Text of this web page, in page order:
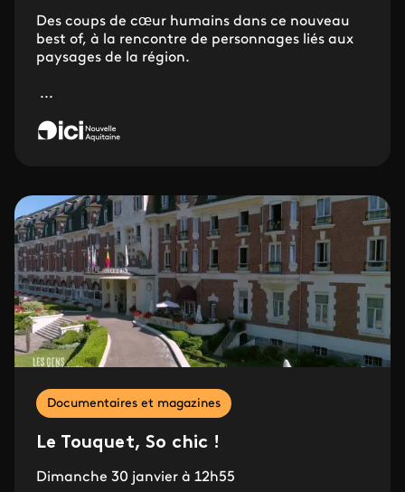
Des coups de cœur humains dans ce nouveau
best of, à la rencontre de personnages liés aux
paysages de la région.
...
Documentaires et magazines
Le Touquet, So chic !
Dimanche 30 janvier à 12h55